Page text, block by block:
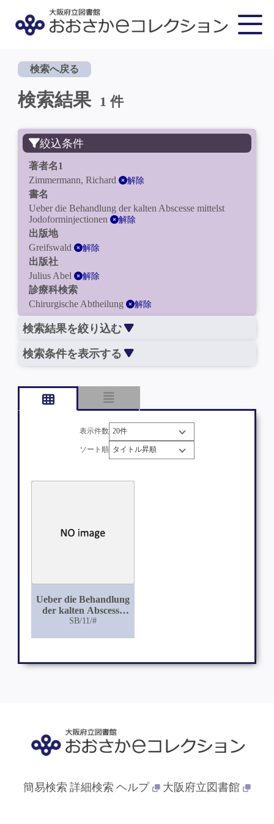
検索へ戻る
検索結果 1 件
絞込条件
著者名1
Zimmermann, Richard
解除
書名
Ueber die Behandlung der kalten Abscesse mittelst
Jodoforminjectionen
解除
出版地
Greifswald
解除
出版社
Julius Abel
解除
診療科検索
Chirurgische Abtheilung
解除
検索結果を絞り込む
検索条件を表示する
表示件数
ソート順
Ueber die Behandlung
der kalten Abscesse
mittelst
SB/11/#
簡易検索 詳細検索 ヘルプ 大阪府立図書館